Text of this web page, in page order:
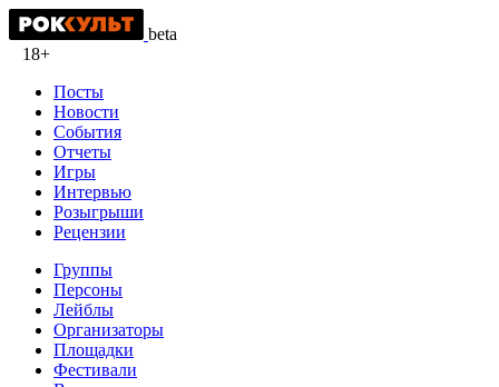
beta
18+
Посты
Новости
События
Отчеты
Игры
Интервью
Розыгрыши
Рецензии
Группы
Персоны
Лейблы
Организаторы
Площадки
Фестивали